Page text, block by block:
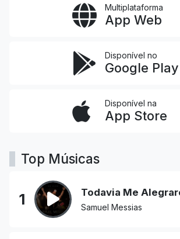
Multiplataforma
App Web
Disponível no
Google Play
Disponível na
App Store
Top Músicas
1 Todavia Me
Samuel Messias